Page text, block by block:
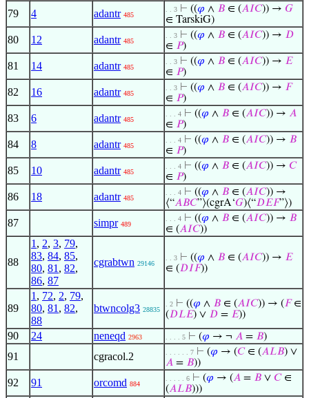
79 4 adantr 485
. . 3 ⊢ ((𝜑 ∧ 𝐵 ∈ (𝐴𝐼𝐶)) → 𝐺
∈ TarskiG)
80 12 adantr 485
. . 3 ⊢ ((𝜑 ∧ 𝐵 ∈ (𝐴𝐼𝐶)) → 𝐷
∈ 𝑃)
81 14 adantr 485
. . 3 ⊢ ((𝜑 ∧ 𝐵 ∈ (𝐴𝐼𝐶)) → 𝐸
∈ 𝑃)
82 16 adantr 485
. . 3 ⊢ ((𝜑 ∧ 𝐵 ∈ (𝐴𝐼𝐶)) → 𝐹
∈ 𝑃)
83 6 adantr 485
. . . 4 ⊢ ((𝜑 ∧ 𝐵 ∈ (𝐴𝐼𝐶)) → 𝐴
∈ 𝑃)
84 8 adantr 485
. . . 4 ⊢ ((𝜑 ∧ 𝐵 ∈ (𝐴𝐼𝐶)) → 𝐵
∈ 𝑃)
85 10 adantr 485
. . . 4 ⊢ ((𝜑 ∧ 𝐵 ∈ (𝐴𝐼𝐶)) → 𝐶
∈ 𝑃)
86 18 adantr 485
. . . 4 ⊢ ((𝜑 ∧ 𝐵 ∈ (𝐴𝐼𝐶)) →
⟨“𝐴𝐵𝐶”⟩(cgrA‘𝐺)⟨“𝐷𝐸𝐹”⟩)
87 simpr 489
. . . 4 ⊢ ((𝜑 ∧ 𝐵 ∈ (𝐴𝐼𝐶)) → 𝐵
∈ (𝐴𝐼𝐶))
88
1 , 2, 3, 79,
83, 84, 85,
80, 81 , 82,
86, 87
cgrabtwn 29146
. . 3 ⊢ ((𝜑 ∧ 𝐵 ∈ (𝐴𝐼𝐶)) → 𝐸
∈ (𝐷𝐼𝐹))
89
1 , 72, 2, 79,
80, 81 , 82,
88
btwncolg3 28835
. 2 ⊢ ((𝜑 ∧ 𝐵 ∈ (𝐴𝐼𝐶)) → (𝐹∈
(𝐷𝐿𝐸) ∨ 𝐷 = 𝐸))
90 24 neneqd 2963 . . . . 5 ⊢ (𝜑 → ¬ 𝐴 = 𝐵)
91 cgracol.2 . . . . . . 7 ⊢ (𝜑 → (𝐶∈ (𝐴𝐿𝐵) ∨
𝐴 = 𝐵))
92 91 orcomd 884
. . . . . 6 ⊢ (𝜑 → (𝐴 = 𝐵 ∨ 𝐶∈
(𝐴𝐿𝐵)))